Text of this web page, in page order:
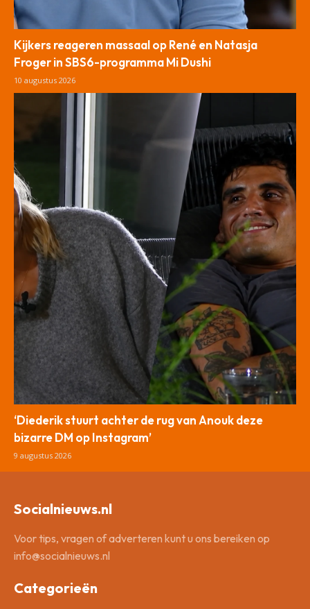
Kijkers reageren massaal op René en Natasja
Froger in SBS6-programma Mi Dushi
10 augustus 2026
‘Diederik stuurt achter de rug van Anouk deze
bizarre DM op Instagram’
9 augustus 2026
Socialnieuws.nl
Voor tips, vragen of adverteren kunt u ons bereiken op
info@socialnieuws.nl
Categorieën